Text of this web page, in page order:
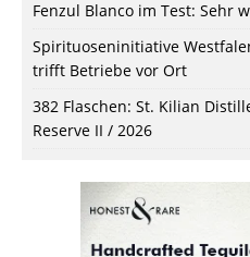
Fenzul Blanco im Test: Sehr
Spirituoseninitiative
trifft Betriebe vor Ort
382 Flaschen: St. Kilian
Reserve II / 2026